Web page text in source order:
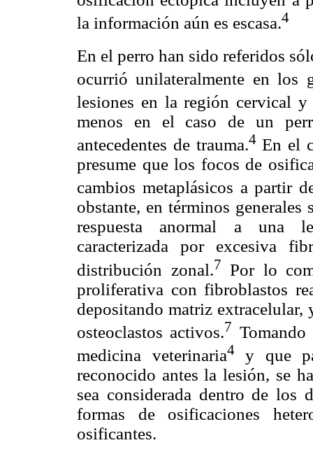
la información aún es escasa.4
En el perro han sido referidos
ocurrió unilateralmente en los
lesiones en la región cervical
menos en el caso de un
antecedentes de trauma.4En el
presume que los focos de
cambios metaplásicos a partir
obstante, en términos
respuesta anormal a una
caracterizada por excesiva
distribución zonal.7 Por lo
proliferativa con fibroblastos
depositando matriz extracelular,
osteoclastos activos.7
medicina veterinaria4y que
reconocido antes la lesión, se
sea considerada dentro de los
formas de osificaciones
osificantes.